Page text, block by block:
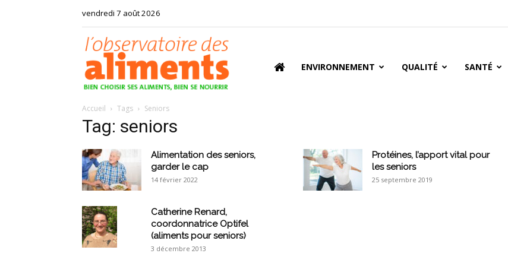
vendredi 7 août 2026
ENVIRONNEMENT QUALITÉ SANTÉ
Accueil Tags Seniors
Tag: seniors
Alimentation des seniors,
garder le cap
14 février 2022
Protéines, l’apport vital pour
les seniors
25 septembre 2019
Catherine Renard,
coordonnatrice Optifel
(aliments pour seniors)
3 décembre 2013